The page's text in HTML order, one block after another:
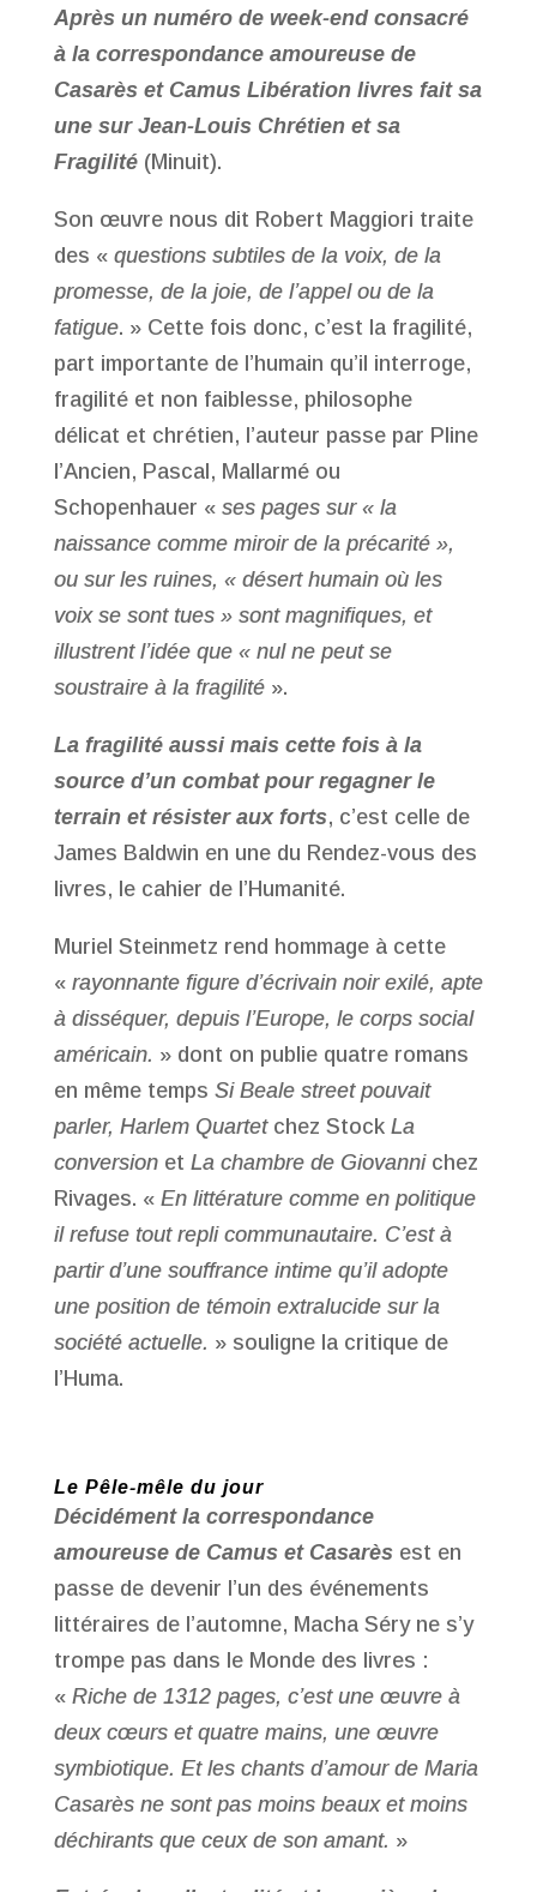
Après un numéro de week-end consacré
à la correspondance amoureuse de
Casarès et Camus Libération livres fait sa
une sur Jean-Louis Chrétien et sa
Fragilité (Minuit).
Son œuvre nous dit Robert Maggiori traite
des « questions subtiles de la voix, de la
promesse, de la joie, de l’appel ou de la
fatigue. » Cette fois donc, c’est la fragilité,
part importante de l’humain qu’il interroge,
fragilité et non faiblesse, philosophe
délicat et chrétien, l’auteur passe par Pline
l’Ancien, Pascal, Mallarmé ou
Schopenhauer « ses pages sur « la
naissance comme miroir de la précarité »,
ou sur les ruines, « désert humain où les
voix se sont tues » sont magnifiques, et
illustrent l’idée que « nul ne peut se
soustraire à la fragilité».
La fragilité aussi mais cette fois à la
source d’un combat pour regagner le
terrain et résister aux forts, c’est celle de
James Baldwin en une du Rendez-vous des
livres, le cahier de l’Humanité.
Muriel Steinmetz rend hommage à cette
« rayonnante figure d’écrivain noir exilé, apte
à disséquer, depuis l’Europe, le corps social
américain. » dont on publie quatre romans
en même temps Si Beale street pouvait
parler, Harlem Quartetchez Stock La
conversionet La chambre de Giovannichez
Rivages. « En littérature comme en politique
il refuse tout repli communautaire. C’est à
partir d’une souffrance intime qu’il adopte
une position de témoin extralucide sur la
société actuelle. » souligne la critique de
l’Huma.
Le Pêle-mêle du jour
Décidément la correspondance
amoureuse de Camus et Casarèsest en
passe de devenir l’un des événements
littéraires de l’automne, Macha Séry ne s’y
trompe pas dans le Monde des livres :
« Riche de 1312 pages, c’est une œuvre à
deux cœurs et quatre mains, une œuvre
symbiotique. Et les chants d’amour de Maria
Casarès ne sont pas moins beaux et moins
déchirants que ceux de son amant. »